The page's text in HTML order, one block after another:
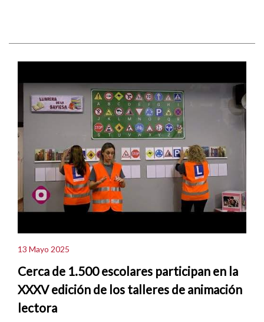
13 Mayo 2025
Cerca de 1.500 escolares participan en la
XXXV edición de los talleres de animación
lectora